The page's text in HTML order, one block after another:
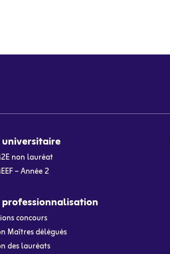
non lauréat
– Année 2
concours
Maîtres délégués
des lauréats